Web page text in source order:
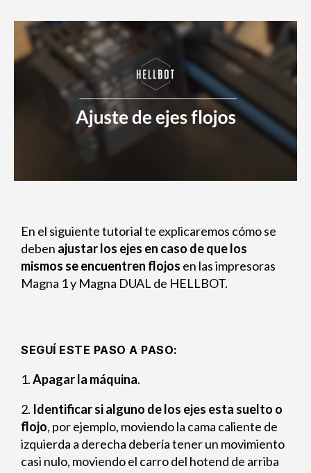
En el siguiente tutorial te explicaremos cómo se
deben ajustar los ejes en caso de que los
mismos se encuentren flojos en las impresoras
Magna 1 y Magna DUAL de HELLBOT.
SEGUÍ ESTE PASO A PASO:
1.Apagar la máquina.
2. Identificar si alguno de los ejes esta suelto o
flojo, por ejemplo, moviendo la cama caliente de
izquierda a derecha debería tener un movimiento
casi nulo, moviendo el carro del hotend de arriba